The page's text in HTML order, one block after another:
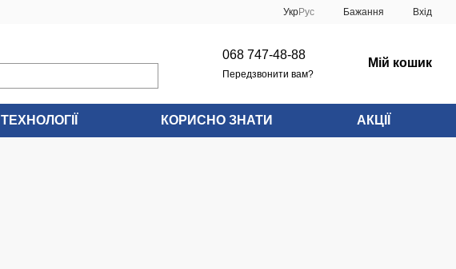
УкрРус Бажання Вхід
068 747-48-88
Передзвонити вам?
Мій кошик
ТЕХНОЛОГІЇ КОРИСНО ЗНАТИ АКЦІЇ